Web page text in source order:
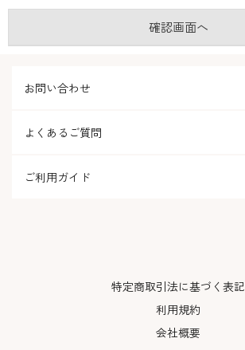
お問い合わせ
よくあるご質問
ご利用ガイド
特定商取引法に基づく表記
利用規約
会社概要